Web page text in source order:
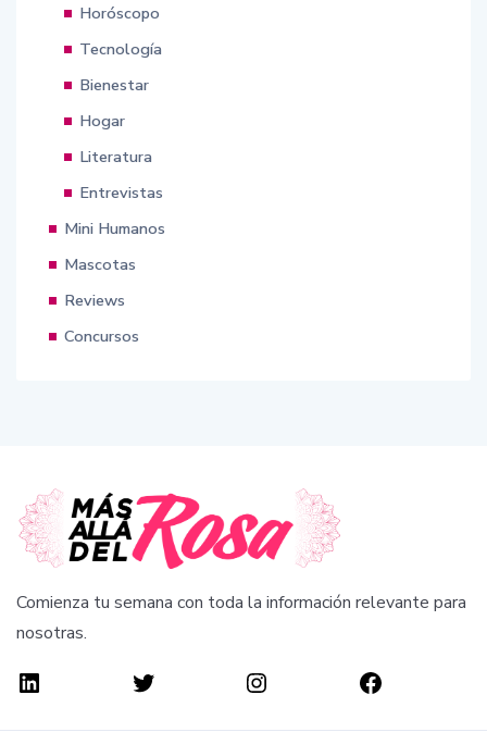
Horóscopo
Tecnología
Bienestar
Hogar
Literatura
Entrevistas
Mini Humanos
Mascotas
Reviews
Concursos
Comienza tu semana con toda la información relevante para
nosotras.